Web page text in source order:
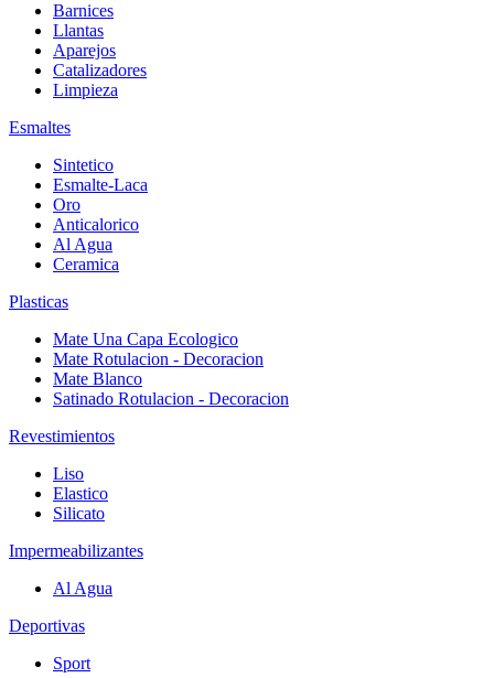
Barnices
Llantas
Aparejos
Catalizadores
Limpieza
Esmaltes
Sintetico
Esmalte-Laca
Oro
Anticalorico
Al Agua
Ceramica
Plasticas
Mate Una Capa Ecologico
Mate Rotulacion - Decoracion
Mate Blanco
Satinado Rotulacion - Decoracion
Revestimientos
Liso
Elastico
Silicato
Impermeabilizantes
Al Agua
Deportivas
Sport